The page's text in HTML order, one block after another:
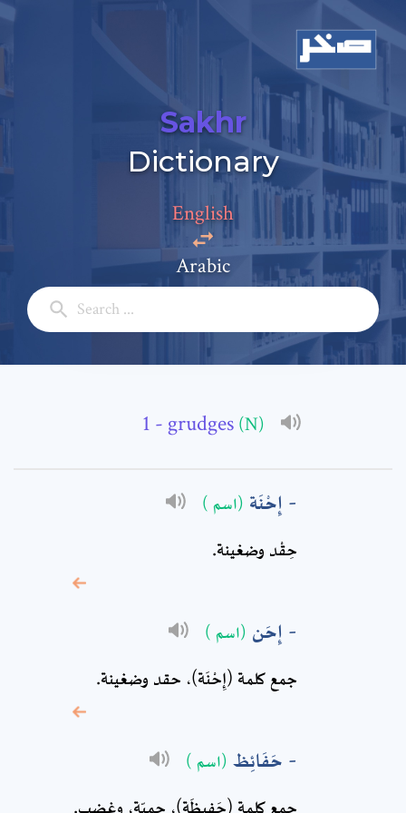
Sakhr
Dictionary
English
Arabic
- grudges (N)
إِحْنَة (اسم )
حِقْد وضغينة.
إِحَن (اسم )
جمع كلمة (إِحْنَة)، حقد وضغينة.
حَفَائِظ (اسم )
جمع كلمة (حَفِيظَة)، حميّة، وغضب.
Add a comment
Email: *
* sign, it means are
required fields